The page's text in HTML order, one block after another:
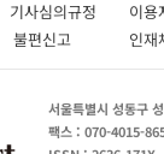
기사심의규정 이
불편신고 인
서울특별시 성동구
팩스 : 070-4015-